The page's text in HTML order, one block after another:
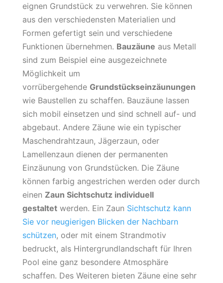
eignen Grundstück zu verwehren. Sie können
aus den verschiedensten Materialien und
Formen gefertigt sein und verschiedene
Funktionen übernehmen. Bauzäune aus Metall
sind zum Beispiel eine ausgezeichnete
Möglichkeit um
vorrübergehende Grundstückseinzäunungen
wie Baustellen zu schaffen. Bauzäune lassen
sich mobil einsetzen und sind schnell auf- und
abgebaut. Andere Zäune wie ein typischer
Maschendrahtzaun, Jägerzaun, oder
Lamellenzaun dienen der permanenten
Einzäunung von Grundstücken. Die Zäune
können farbig angestrichen werden oder durch
einen Zaun Sichtschutz individuell
gestaltetwerden. Ein Zaun Sichtschutz kann
Sie vor neugierigen Blicken der Nachbarn
schützen, oder mit einem Strandmotiv
bedruckt, als Hintergrundlandschaft für Ihren
Pool eine ganz besondere Atmosphäre
schaffen. Des Weiteren bieten Zäune eine sehr